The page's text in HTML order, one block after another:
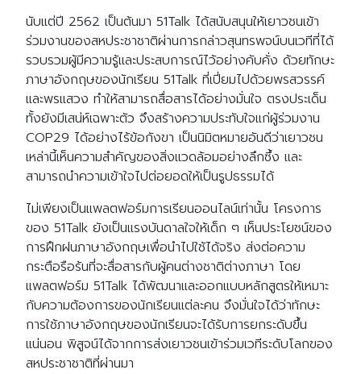
นับแต่ปี 2562 เป็นต้นมา 51Talk ได้สนับสนุนให้เยาวชนเข้า
ร่วมงานของสหประชาชาติผ่านการกล่าวสุนทรพจน์บนเวทีที่ได้
รวบรวมผู้มีความรู้และประสบการณ์ไว้อย่างคับคั่ง ด้วยทักษะ
ภาษาอังกฤษของนักเรียน 51Talk ที่เปี่ยมไปด้วยพรสวรรค์
และพรแสวง ทำให้สามารถสื่อสารได้อย่างมั่นใจ ตรงประเด็น
ทั้งยังมีเสน่ห์เฉพาะตัว จึงสร้างความประทับใจแก่ผู้ร่วมงาน
COP29 ได้อย่างไร้ข้อกังขา เป็นนิมิตหมายอันดีว่าเยาวชน
เหล่านี้เห็นความสำคัญของสิ่งแวดล้อมอย่างลึกซึ้ง และ
สามารถนำความเข้าใจไปต่อยอดให้เป็นรูปธรรมได้
ไม่เพียงเป็นแพลตฟอร์มการเรียนออนไลน์เท่านั้น โครงการ
ของ 51Talk ยังเป็นแรงบันดาลใจให้เด็ก ๆ เห็นประโยชน์ของ
การฝึกฝนภาษาอังกฤษเพื่อนำไปใช้ได้จริง ส่งต่อความ
กระตือรือร้นที่จะสื่อสารกับผู้คนต่างชาติต่างภาษา โดย
แพลตฟอร์ม 51Talk ได้พัฒนาและออกแบบหลักสูตรให้เหมาะ
กับความต้องการของนักเรียนแต่ละคน จึงมั่นใจได้ว่าทักษะ
การใช้ภาษาอังกฤษของนักเรียนจะได้รับการยกระดับขึ้น
แน่นอน พิสูจน์ได้จากการส่งเยาวชนเข้าร่วมเวทีระดับโลกของ
สหประชาชาติที่ผ่านมา